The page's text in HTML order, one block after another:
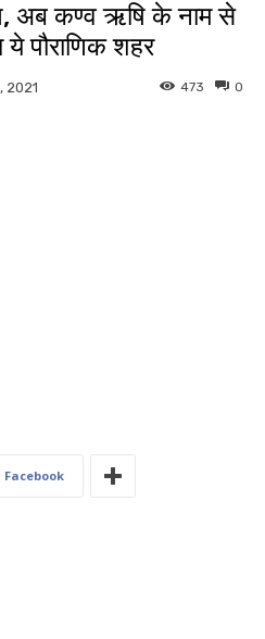
अब कण्व ऋषि के नाम से
ये पौराणिक शहर
2021 0
473
Facebook